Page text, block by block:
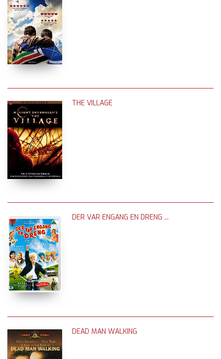
THE VILLAGE
DER VAR ENGANG EN DRENG ...
DEAD MAN WALKING